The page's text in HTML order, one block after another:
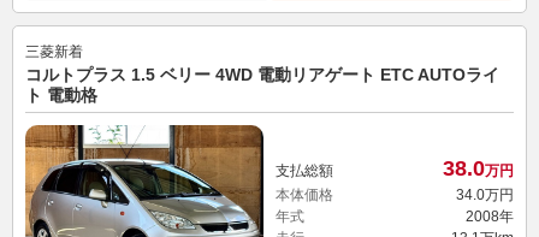
三菱新着
コルトプラス 1.5 ベリー 4WD 電動リアゲート ETC AUTOライ
ト 電動格
支払総額 38.0万円
本体価格
34.0万円
年式
2008年